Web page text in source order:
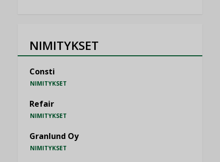
NIMITYKSET
Consti
NIMITYKSET
Refair
NIMITYKSET
Granlund Oy
NIMITYKSET